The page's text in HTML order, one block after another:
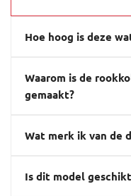
Hoe hoog is deze
Waarom is de
gemaakt?
Wat merk ik van de
Is dit model